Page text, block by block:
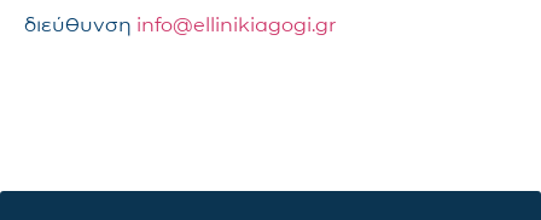
διεύθυνση info@ellinikiagogi.gr